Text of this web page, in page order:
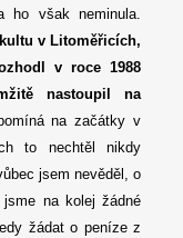
ho však neminula.
v Litoměřicích,
v roce 1988
nastoupil na
na začátky v
to nechtěl nikdy
jsem nevěděl, o
na kolej žádné
žádat o peníze z